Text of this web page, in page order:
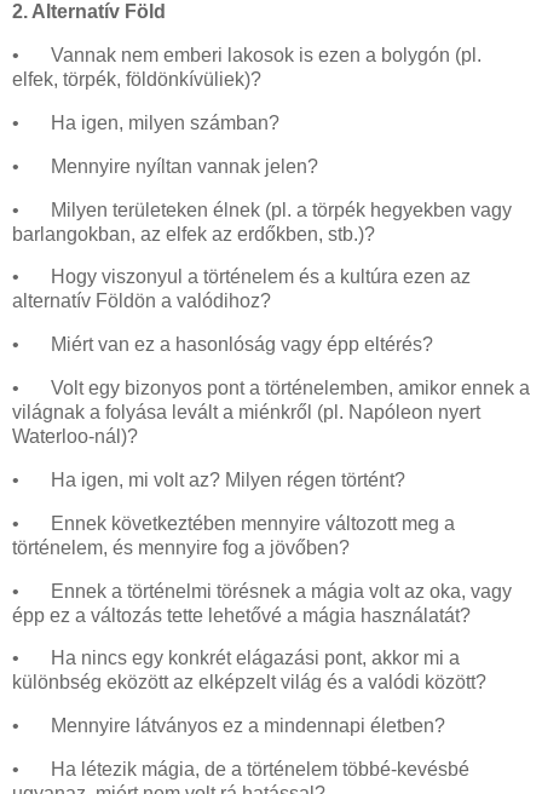
2. Alternatív Föld
•
Vannak nem emberi lakosok is ezen a bolygón (pl.
elfek, törpék, földönkívüliek)?
• Ha igen, milyen számban?
• Mennyire nyíltan vannak jelen?
•
Milyen területeken élnek (pl. a törpék hegyekben vagy
barlangokban, az elfek az erdőkben, stb.)?
•
Hogy viszonyul a történelem és a kultúra ezen az
alternatív Földön a valódihoz?
• Miért van ez a hasonlóság vagy épp eltérés?
•
Volt egy bizonyos pont a történelemben, amikor ennek a
világnak a folyása levált a miénkről (pl. Napóleon nyert
Waterloo-nál)?
• Ha igen, mi volt az? Milyen régen történt?
•
Ennek következtében mennyire változott meg a
történelem, és mennyire fog a jövőben?
•
Ennek a történelmi törésnek a mágia volt az oka, vagy
épp ez a változás tette lehetővé a mágia használatát?
•
Ha nincs egy konkrét elágazási pont, akkor mi a
különbség eközött az elképzelt világ és a valódi között?
• Mennyire látványos ez a mindennapi életben?
•
Ha létezik mágia, de a történelem többé-kevésbé